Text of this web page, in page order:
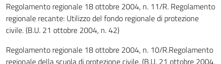
Regolamento regionale 18 ottobre 2004, n. 11/R. Regolamento
regionale recante: Utilizzo del fondo regionale di protezione
civile. (B.U. 21 ottobre 2004, n. 42)
Regolamento regionale 18 ottobre 2004, n. 10/R.Regolamento
regionale della scuola di protezione civile. (B.U. 21 ottobre 2004,